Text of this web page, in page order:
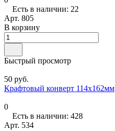
Есть в наличии: 22
Арт. 805
В корзину
Быстрый просмотр
50 руб.
Крафтовый конверт 114х162мм
0
Есть в наличии: 428
Арт. 534